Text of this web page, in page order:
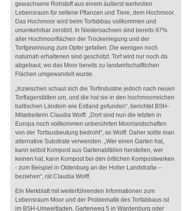
gewachsene Rohstoff aus einem äußerst wertvollen
Lebensraum für seltene Pflanzen und Tiere, dem Hochmoor.
Das Hochmoor wird beim Torfabbau vollkommen und
unumkehrbar zerstört. In Niedersachsen sind bereits 97%
aller Hochmoorflächen der Trockenlegung und der
Torfgewinnung zum Opfer gefallen. Die wenigen noch
naturnah erhaltenen sind geschützt. Torf wird nur noch da
abgebaut, wo das Moor bereits zu landwirtschaftlichen
Flächen umgewandelt wurde.
„Inzwischen schaut sich die Torfindustrie jedoch nach neuen
Torflagerstätten um, und die hat sie in den hochmoorreichen
baltischen Ländern wie Estland gefunden“, berichtet BSH-
Mitarbeiterin Claudia Wolff. „Dort sind nun die letzten in
Europa noch vollkommen unberührten Moorlandschaften
von der Torfausbeutung bedroht“, so Wolff. Daher sollte man
alternative Substrate verwenden. „Wer einen Garten hat,
kann selbst Kompost aus Gartenabfällen herstellen, wer
keinen hat, kann Kompost bei den örtlichen Kompostwerken
- zum Beispiel in Oldenburg an der Holler Landstraße –
beziehen“, rät Claudia Wolff.
Ein Merkblatt mit weiterführenden Informationen zum
Lebensraum Moor und der Problematik des Torfabbaus ist
im BSH-Umweltladen, Gartenweg 5 in Wardenburg oder